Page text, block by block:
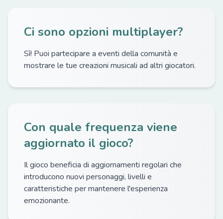
Ci sono opzioni multiplayer?
Sì! Puoi partecipare a eventi della comunità e
mostrare le tue creazioni musicali ad altri giocatori.
Con quale frequenza viene
aggiornato il gioco?
Il gioco beneficia di aggiornamenti regolari che
introducono nuovi personaggi, livelli e
caratteristiche per mantenere l'esperienza
emozionante.